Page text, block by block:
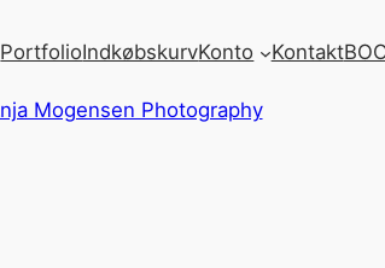
PortfolioIndkøbskurvKonto Kontakt